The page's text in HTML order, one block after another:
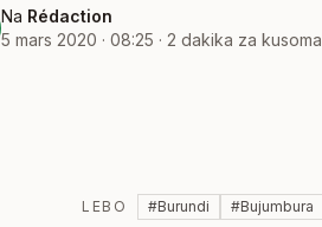
Na Rédaction
5 mars 2020 · 08:25 · 2 dakika za kusoma
LEBO #Burundi #Bujumbura